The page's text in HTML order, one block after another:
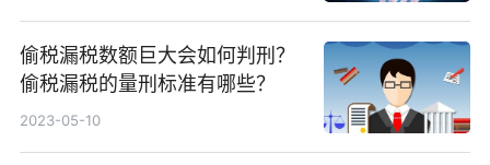
偷税漏税数额巨大会如何判刑？
偷税漏税的量刑标准有哪些？
2023-05-10